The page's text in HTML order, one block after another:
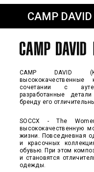
CAMP DAVID
CAMP DAVID
сочетании с
разработанные
бренду его
SOCCX - The
высококачественную
жизни. Повседневная
и красочных
обувью. При этом
и становятся
одежды.